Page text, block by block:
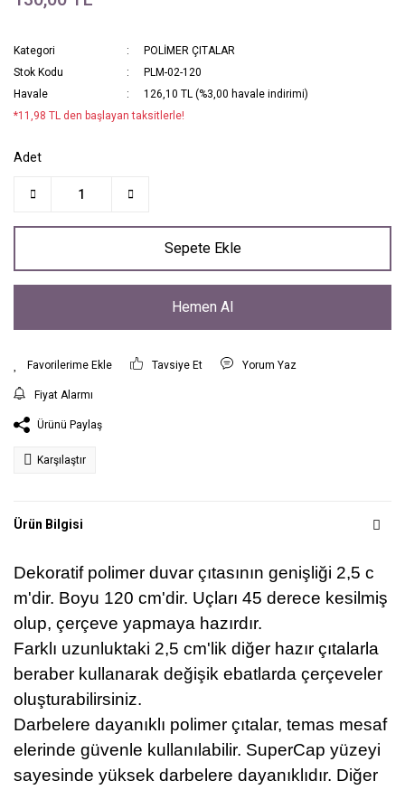
Kategori
POLİMER ÇITALAR
Stok Kodu
PLM-02-120
Havale
126,10 TL (%3,00 havale indirimi)
*11,98 TL den başlayan taksitlerle!
Adet
Sepete Ekle
Hemen Al
Tavsiye Et Yorum Yaz
Fiyat Alarmı
Ürünü Paylaş
Karşılaştır
Ürün Bilgisi
Dekoratif polimer duvar çıtasının genişliği 2,5 c
m'dir. Boyu 120 cm'dir. Uçları 45 derece kesilmiş
olup, çerçeve yapmaya hazırdır.
Farklı uzunluktaki 2,5 cm'lik diğer hazır çıtalarla
beraber kullanarak değişik ebatlarda çerçeveler
oluşturabilirsiniz.
Darbelere dayanıklı polimer çıtalar, temas mesaf
elerinde güvenle kullanılabilir. SuperCap yüzeyi
sayesinde yüksek darbelere dayanıklıdır. Diğer